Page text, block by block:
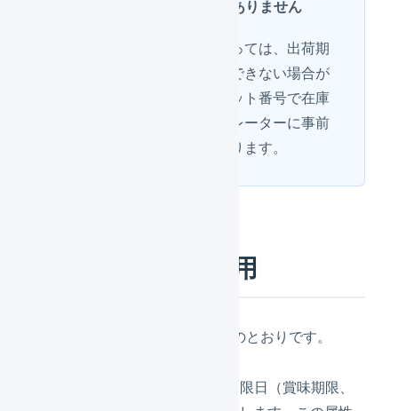
操作上の必須項目ではありません
オペレーター（倉庫）によっては、出荷期
限日、ロット番号の記録ができない場合が
あります。出荷期限日、ロット番号で在庫
管理を行いたい場合、オペレーターに事前
に問い合わせする必要があります。
物理在庫属性の活用
利用可能な物理在庫属性は以下のとおりです。
– 在庫の出荷期限日（賞味期限、